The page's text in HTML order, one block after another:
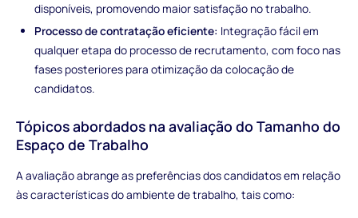
disponíveis, promovendo maior satisfação no trabalho.
Processo de contratação eficiente: Integração fácil em
qualquer etapa do processo de recrutamento, com foco nas
fases posteriores para otimização da colocação de
candidatos.
Tópicos abordados na avaliação do Tamanho do
Espaço de Trabalho
A avaliação abrange as preferências dos candidatos em relação
às características do ambiente de trabalho, tais como: